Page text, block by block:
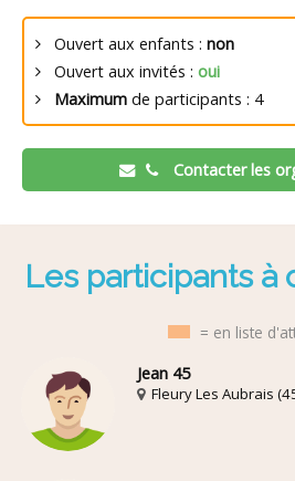
Ouvert aux enfants : non
Ouvert aux invités : oui
Maximum de participants : 4
Contacter les
Les participants à
= en liste
Jean 45
Fleury Les Aubrais